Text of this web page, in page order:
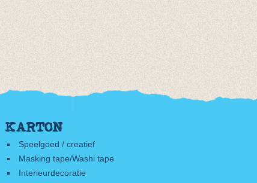
KARTON
Speelgoed / creatief
Masking tape/Washi tape
Interieurdecoratie